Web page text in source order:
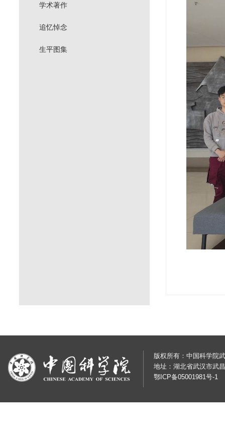
学术著作
追忆悼念
生平图集
版权所有：中国科学院
地址：湖北省武汉市武
鄂ICP备05001981号-1